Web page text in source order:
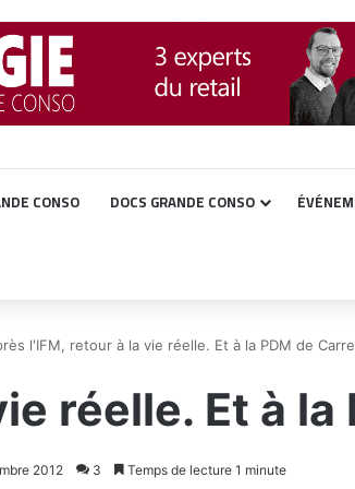
CONSO DOCS GRANDE CONSO
l'IFM, retour à la vie réelle. Et à la PDM de
réelle. Et à
2012 3 Temps de lecture 1 minute